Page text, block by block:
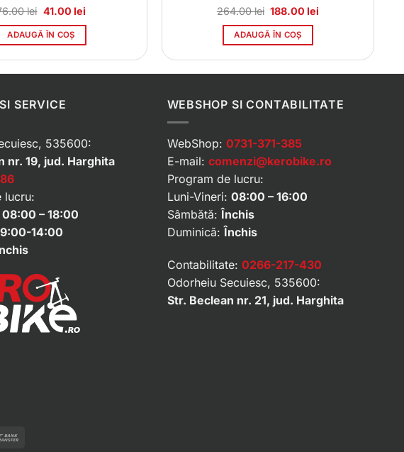
lei Prețul
a
fost:
41.00 leiPrețul
este:
ADAUGĂ ÎN COȘ
264.00lei Prețul
a
fost:
188.00lei
ADAUGĂ ÎN COȘ
SERVICE
535600:
nr. 19, jud. Harghita
lucru:
08:00 – 18:00
14:00
WEBSHOP SI CONTABILITATE
WebShop: 0731-371-385
E-mail: comenzi@kerobike.ro
Program de lucru:
Luni-Vineri: 08:00 – 16:00
Sâmbătă: Închis
Duminică: Închis
Contabilitate: 0266-217-430
Odorheiu Secuiesc, 535600:
Str. Beclean nr. 21, jud. Harghita